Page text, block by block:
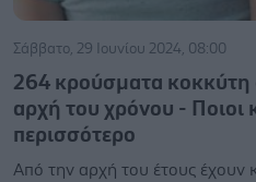
Σάββατο, 29 Ιουνίου 2024, 08:00
264 κρούσματα κοκκύτη
αρχή του χρόνου - Ποιοι
περισσότερο
Από την αρχή του έτους έχουν